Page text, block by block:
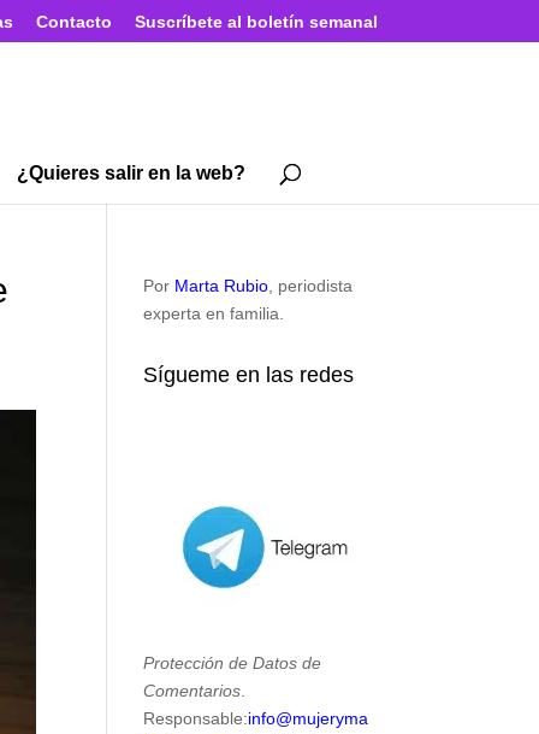
Contacto Suscríbete al boletín semanal
¿Quieres salir en la web?
Por Marta Rubio , periodista
experta en familia.
Sígueme en las redes
Protección de Datos de
Comentarios
Responsable:info@mujeryma